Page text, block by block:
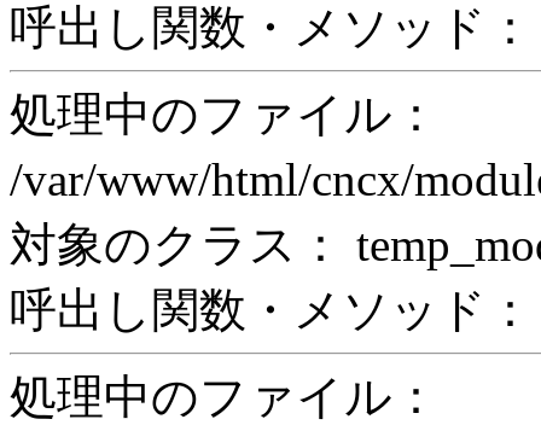
呼出し関数・メソッド：
処理中のファイル：
/var/www/html/cncx/
対象のクラス：
呼出し関数・メソッド：
処理中のファイル：